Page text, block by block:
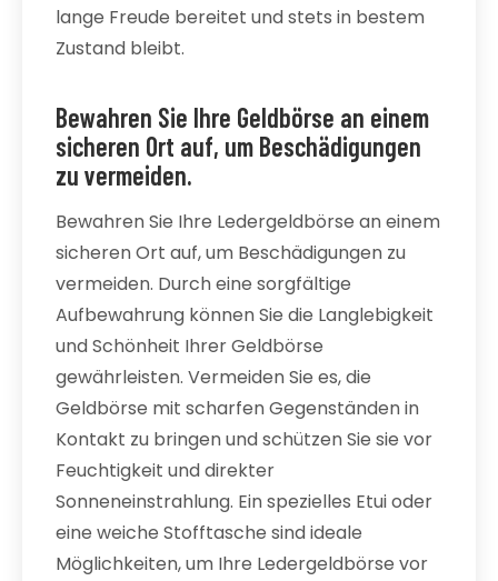
lange Freude bereitet und stets in bestem
Zustand bleibt.
Bewahren Sie Ihre Geldbörse an einem
sicheren Ort auf, um Beschädigungen
zu vermeiden.
Bewahren Sie Ihre Ledergeldbörse an einem
sicheren Ort auf, um Beschädigungen zu
vermeiden. Durch eine sorgfältige
Aufbewahrung können Sie die Langlebigkeit
und Schönheit Ihrer Geldbörse
gewährleisten. Vermeiden Sie es, die
Geldbörse mit scharfen Gegenständen in
Kontakt zu bringen und schützen Sie sie vor
Feuchtigkeit und direkter
Sonneneinstrahlung. Ein spezielles Etui oder
eine weiche Stofftasche sind ideale
Möglichkeiten, um Ihre Ledergeldbörse vor